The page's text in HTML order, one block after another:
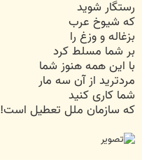
رستگار شوید
که شیوخ عرب
بزغاله و وزغ را
بر شما مسلط کرد
با این همه هنوز شما
مردترید از آن سه مار
شما کاری کنید
که سازمان ملل تعطیل است!